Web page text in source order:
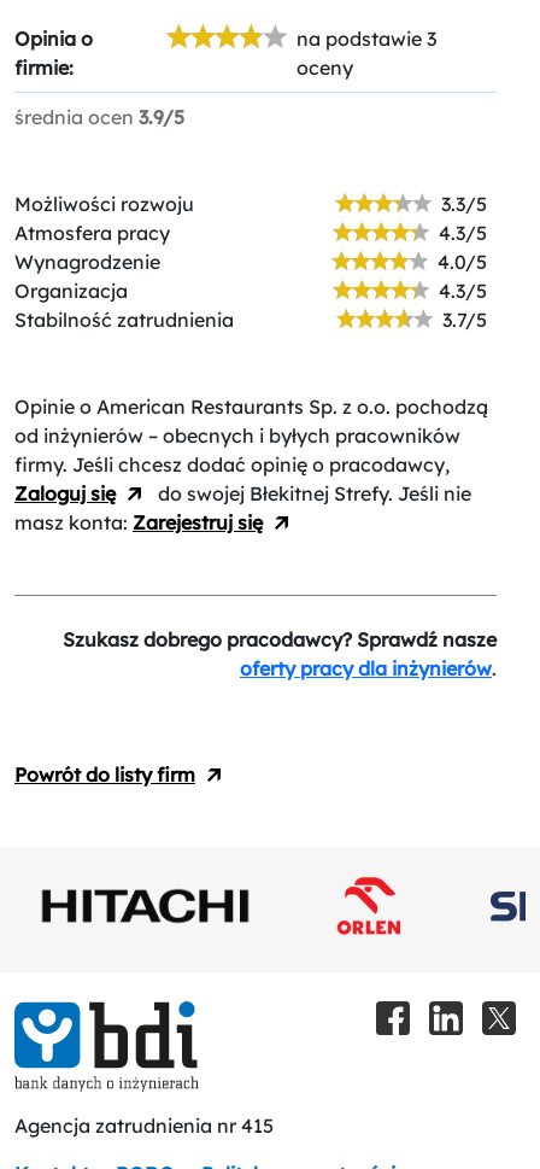
Opinia o
firmie:
na podstawie 3
oceny
średnia ocen 3.9/5
Możliwości rozwoju
3.3/5
Atmosfera pracy
4.3/5
Wynagrodzenie
4.0/5
Organizacja
4.3/5
Stabilność zatrudnienia
3.7/5
Opinie o American Restaurants Sp. z o.o. pochodzą
od inżynierów – obecnych i byłych pracowników
firmy. Jeśli chcesz dodać opinię o pracodawcy,
Zaloguj się
do swojej Błekitnej Strefy. Jeśli nie
masz konta: Zarejestruj się
Szukasz dobrego pracodawcy? Sprawdź nasze
oferty pracy dla inżynierów.
Powrót do listy firm
Agencja zatrudnienia nr 415